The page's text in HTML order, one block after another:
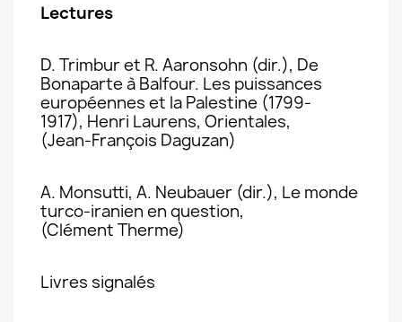
Lectures
D. Trimbur et R. Aaronsohn (dir.), De
Bonaparte à Balfour. Les puissances
européennes et la Palestine (1799-
1917), Henri Laurens, Orientales,
(Jean-François Daguzan)
A. Monsutti, A. Neubauer (dir.), Le monde
turco-iranien en question,
(Clément Therme)
Livres signalés